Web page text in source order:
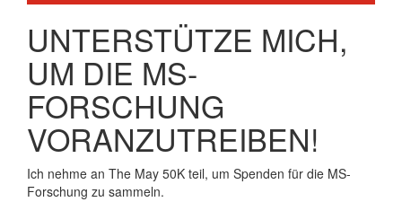
UNTERSTÜTZE MICH,
UM DIE MS-
FORSCHUNG
VORANZUTREIBEN!
Ich nehme an The May 50K teil, um Spenden für die MS-
Forschung zu sammeln.